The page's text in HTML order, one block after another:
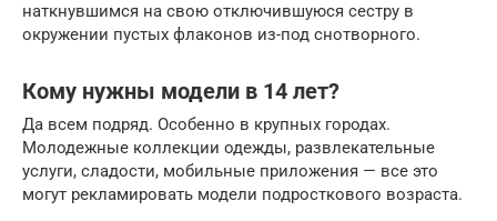
наткнувшимся на свою отключившуюся сестру в
окружении пустых флаконов из-под снотворного.
Кому нужны модели в 14 лет?
Да всем подряд. Особенно в крупных городах.
Молодежные коллекции одежды, развлекательные
услуги, сладости, мобильные приложения — все это
могут рекламировать модели подросткового возраста.